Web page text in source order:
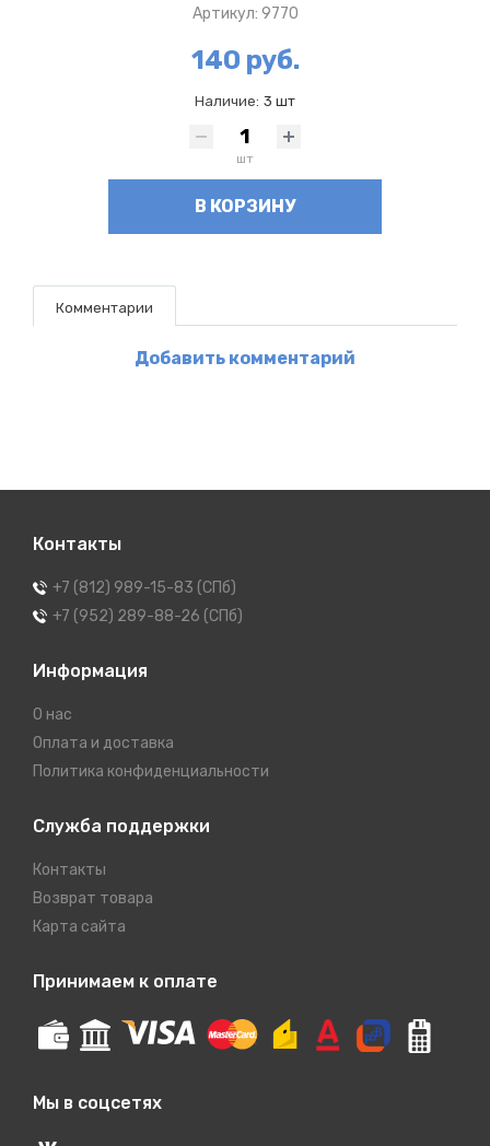
Артикул: 9770
140 руб.
Наличие: 3 шт
шт
В КОРЗИНУ
Комментарии
Добавить комментарий
Контакты
+7 (812) 989-15-83 (СПб)
+7 (952) 289-88-26 (СПб)
Информация
О нас
Оплата и доставка
Политика конфиденциальности
Служба поддержки
Контакты
Возврат товара
Карта сайта
Принимаем к оплате
Мы в соцсетях